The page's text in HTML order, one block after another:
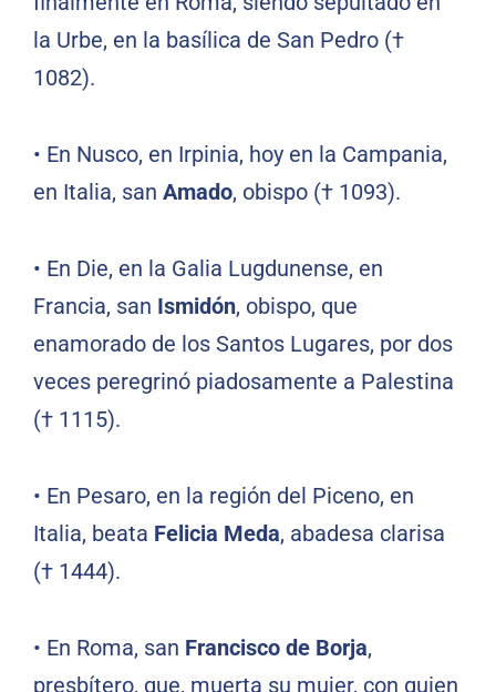
la Urbe, en la basílica de San Pedro (†
1082).
• En Nusco, en Irpinia, hoy en la Campania,
en Italia, san Amado, obispo († 1093).
• En Die, en la Galia Lugdunense, en
Francia, san Ismidón, obispo, que
enamorado de los Santos Lugares, por dos
veces peregrinó piadosamente a Palestina
(† 1115).
• En Pesaro, en la región del Piceno, en
Italia, beata Felicia Meda, abadesa clarisa
(† 1444).
• En Roma, san Francisco de Borja,
presbítero, que, muerta su mujer, con quien